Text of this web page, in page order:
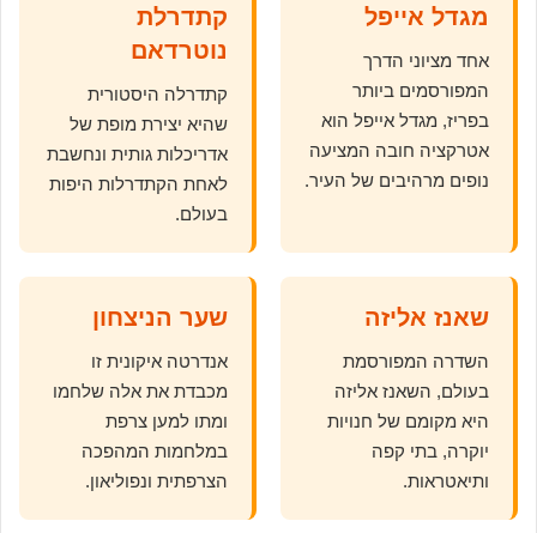
מגדל אייפל
אחד מציוני הדרך
המפורסמים ביותר
בפריז, מגדל אייפל הוא
אטרקציה חובה המציעה
נופים מרהיבים של העיר.
קתדרלת
נוטרדאם
קתדרלה היסטורית
שהיא יצירת מופת של
אדריכלות גותית ונחשבת
לאחת הקתדרלות היפות
בעולם.
שאנז אליזה
השדרה המפורסמת
בעולם, השאנז אליזה
היא מקומם של חנויות
יוקרה, בתי קפה
ותיאטראות.
שער הניצחון
אנדרטה איקונית זו
מכבדת את אלה שלחמו
ומתו למען צרפת
במלחמות המהפכה
הצרפתית ונפוליאון.